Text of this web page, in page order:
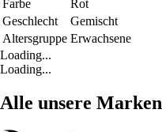
Farbe
Rot
Geschlecht
Gemischt
Altersgruppe Erwachsene
Loading...
Loading...
Alle unsere Marken